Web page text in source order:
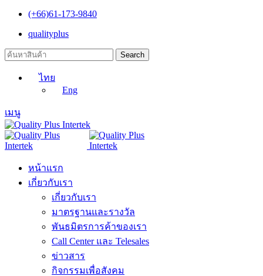
(+66)61-173-9840
qualityplus
Search
ไทย
Eng
เมนู
หน้าแรก
เกี่ยวกับเรา
เกี่ยวกับเรา
มาตรฐานและรางวัล
พันธมิตรการค้าของเรา
Call Center และ Telesales
ข่าวสาร
กิจกรรมเพื่อสังคม